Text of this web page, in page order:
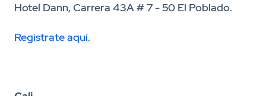
Hotel Dann, Carrera 43A # 7 - 50 El Poblado.
Regístrate aquí.